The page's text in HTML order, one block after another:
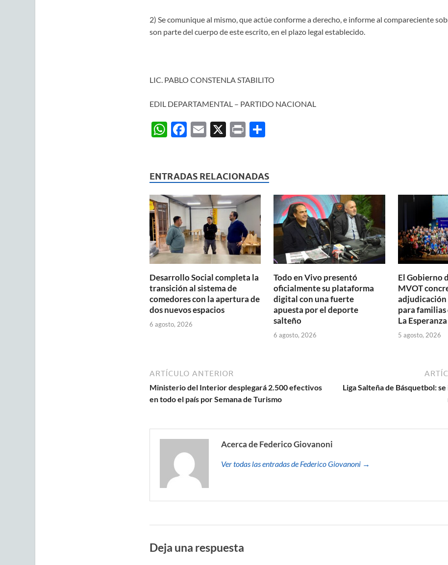
2) Se comunique al mismo, que actúe conforme a derecho, e informe al compareciente
son parte del cuerpo de este escrito, en el plazo legal establecido.
LIC. PABLO CONSTENLA STABILITO
EDIL DEPARTAMENTAL – PARTIDO NACIONAL
W
s
A
p
p
F
b
o
o
k
E X P C
p
ar
ti
ENTRADAS RELACIONADAS
Desarrollo Social completa la
transición al sistema de
comedores con la apertura de
dos nuevos espacios
6 agosto, 2026
Todo en Vivo presentó
oficialmente su plataforma
digital con una fuerte
apuesta por el deporte
salteño
6 agosto, 2026
El Gobierno
MVOT
adjudicación
para familias
La Esperanza
5 agosto, 2026
ARTÍCULO ANTERIOR
Ministerio del Interior desplegará 2.500 efectivos
en todo el país por Semana de Turismo
Liga Salteña de Básquetbol:
Acerca de Federico Giovanoni
Ver todas las entradas de Federico Giovanoni →
Deja una respuesta